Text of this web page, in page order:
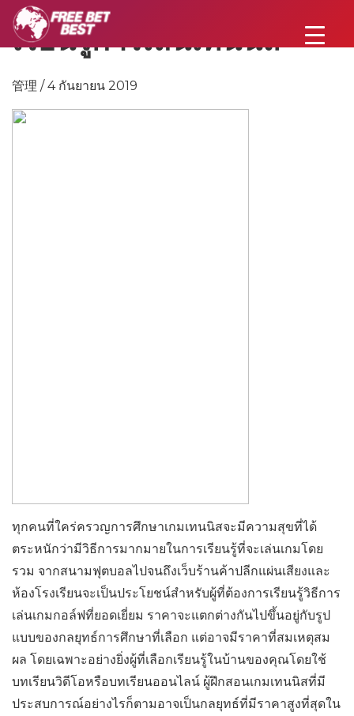
เรียนรู้การเล่นเทนนิส
管理 / 4 กันยายน 2019
ทุกคนที่ใคร่ครวญการศึกษาเกมเทนนิสจะมีความสุขที่ได้
ตระหนักว่ามีวิธีการมากมายในการเรียนรู้ที่จะเล่นเกมโดย
รวม จากสนามฟุตบอลไปจนถึงเว็บร้านค้าปลีกแผ่นเสียงและ
ห้องโรงเรียนจะเป็นประโยชน์สำหรับผู้ที่ต้องการเรียนรู้วิธีการ
เล่นเกมกอล์ฟที่ยอดเยี่ยม ราคาจะแตกต่างกันไปขึ้นอยู่กับรูป
แบบของกลยุทธ์การศึกษาที่เลือก แต่อาจมีราคาที่สมเหตุสม
ผล โดยเฉพาะอย่างยิ่งผู้ที่เลือกเรียนรู้ในบ้านของคุณโดยใช้
บทเรียนวิดีโอหรือบทเรียนออนไลน์ ผู้ฝึกสอนเกมเทนนิสที่มี
ประสบการณ์อย่างไรก็ตามอาจเป็นกลยุทธ์ที่มีราคาสูงที่สุดใน